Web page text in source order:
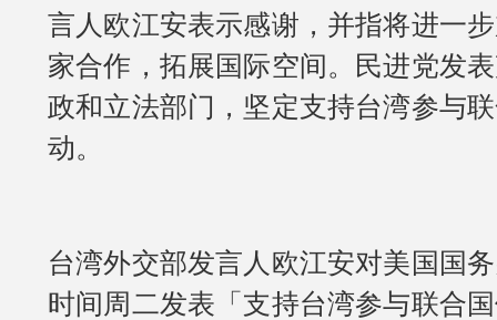
言人欧江安表示感谢，并指将进一
家合作，拓展国际空间。民进党发
政和立法部门，坚定支持台湾参与
动。
台湾外交部发言人欧江安对美国国
时间周二发表「支持台湾参与联合